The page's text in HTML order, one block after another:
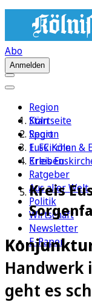
Abo
Anmelden
Region
Köln
Sport
1. FC Köln
Erleben
Ratgeber
Aus aller Welt
Politik
Wirtschaft
Newsletter
E-Paper
Startseite
Region
Euskirchen &
Kreis
Kreis
Handwerk
geht es